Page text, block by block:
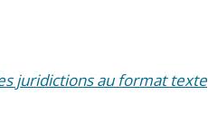
juridictions au format texte